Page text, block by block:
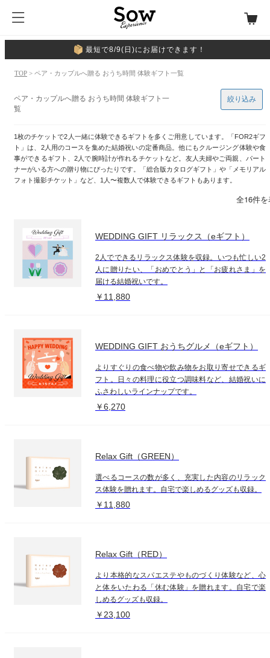
最短で8/9(日)にお届けできます！
TOP > ペア・カップルへ贈る おうち時間 体験ギフト一覧
ペア・カップルへ贈る おうち時間 体験ギフト一
覧
1枚のチケットで2人一緒に体験できるギフトを多くご用意しています。「FOR2ギフ
ト」は、2人用のコースを集めた結婚祝いの定番商品。他にもクルージング体験や食
事ができるギフト、2人で腕時計が作れるチケットなど。友人夫婦やご両親、パート
ナーがいる方への贈り物にぴったりです。「総合版カタログギフト」や「メモリアル
フォト撮影チケット」など、1人〜複数人で体験できるギフトもあります。
絞り込み
全16件
WEDDING GIFT リラックス（eギフト）
2人でできるリラックス体験を収録。いつも忙しい2
人に贈りたい、「おめでとう」と「お疲れさま」を
届ける結婚祝いです。
￥11,880
WEDDING GIFT おうちグルメ（eギフト）
よりすぐりの食べ物や飲み物をお取り寄せできるギ
フト。日々の料理に役立つ調味料など、結婚祝いに
ふさわしいラインナップです。
￥6,270
Relax Gift（GREEN）
選べるコースの数が多く、充実した内容のリラック
ス体験を贈れます。自宅で楽しめるグッズも収録。
￥11,880
Relax Gift（RED）
より本格的なスパエステやものづくり体験など、心
と体をいたわる「休む体験」を贈れます。自宅で楽
しめるグッズも収録。
￥23,100